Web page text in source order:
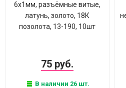
6х1мм, разъёмные витые,
латунь, золото, 18К
позолота, 13-190, 10шт
75 руб.
В наличии 26 шт.